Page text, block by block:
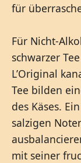
für
Für Nicht-
schwarzer
L’Original
Tee bilden
des Käses.
salzigen
mit seiner